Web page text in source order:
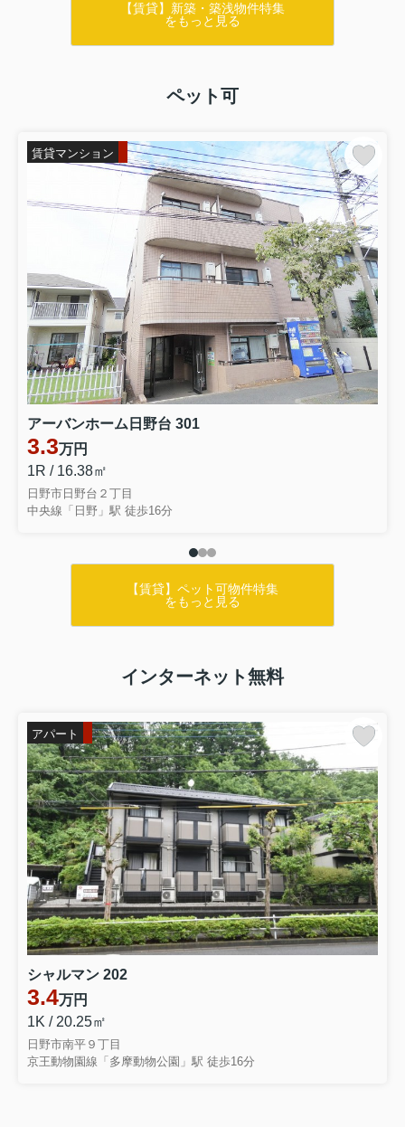
【賃貸】新築・築浅物件特集
をもっと見る
ペット可
賃貸マンション
アーバンホーム日野台 301
3.3万円
1R / 16.38㎡
日野市日野台２丁目
中央線「日野」駅 徒歩16分
【賃貸】ペット可物件特集
をもっと見る
インターネット無料
アパート
シャルマン 202
3.4万円
1K / 20.25㎡
日野市南平９丁目
京王動物園線「多摩動物公園」駅 徒歩16分